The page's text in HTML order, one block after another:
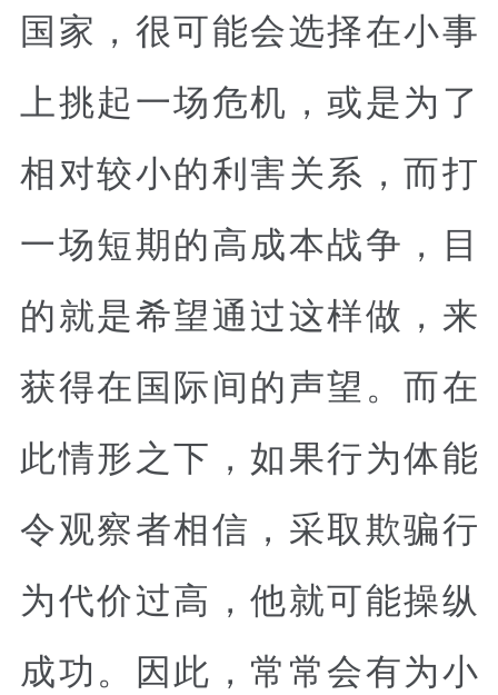
国家，很可能会选择在小事
上挑起一场危机，或是为了
相对较小的利害关系，而打
一场短期的高成本战争，目
的就是希望通过这样做，来
获得在国际间的声望。而在
此情形之下，如果行为体能
令观察者相信，采取欺骗行
为代价过高，他就可能操纵
成功。因此，常常会有为小